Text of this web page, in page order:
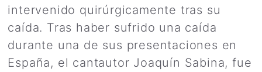
intervenido quirúrgicamente tras su
caída. Tras haber sufrido una caída
durante una de sus presentaciones en
España, el cantautor Joaquín Sabina, fue